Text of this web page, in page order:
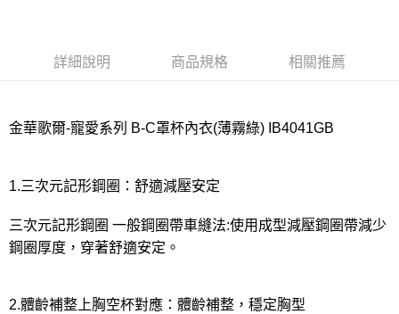
詳細說明 商品規格 相關推薦
金華歌爾-寵愛系列 B-C罩杯內衣(薄霧綠) IB4041GB
1.三次元記形鋼圈：舒適減壓安定
三次元記形鋼圈 一般鋼圈帶車縫法:使用成型減壓鋼圈帶減少
鋼圈厚度，穿著舒適安定。
2.體齡補整上胸空杯對應：體齡補整，穩定胸型